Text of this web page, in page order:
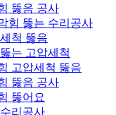
뚫음 공사
힘 뚫는 수리공사
척 뚫음
는 고압세척
고압세척 뚫음
뚫음 공사
뚫어요
리공사